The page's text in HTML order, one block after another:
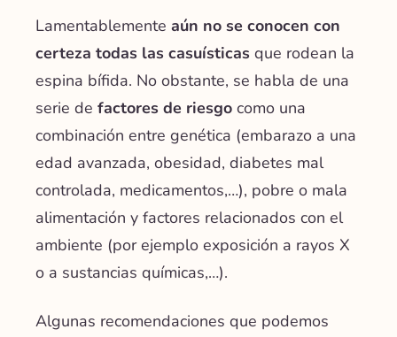
Lamentablemente aún no se conocen con
certeza todas las casuísticas que rodean la
espina bífida. No obstante, se habla de una
serie de factores de riesgo como una
combinación entre genética (embarazo a una
edad avanzada, obesidad, diabetes mal
controlada, medicamentos,…), pobre o mala
alimentación y factores relacionados con el
ambiente (por ejemplo exposición a rayos X
o a sustancias químicas,…).
Algunas recomendaciones que podemos